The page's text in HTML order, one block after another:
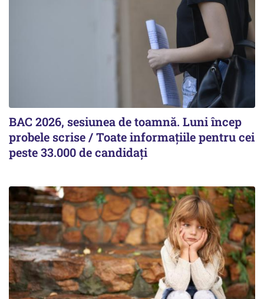
BAC 2026, sesiunea de toamnă. Luni încep
probele scrise / Toate informațiile pentru cei
peste 33.000 de candidați